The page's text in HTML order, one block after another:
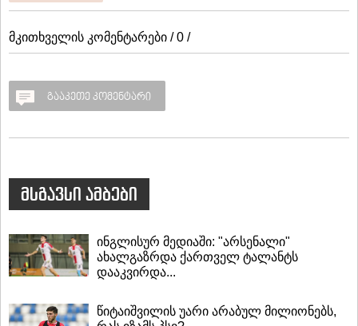
მკითხველის კომენტარები / 0 /
გააკეთე კომენტარი
მსგავსი ამბები
ინგლისურ მედიაში: "არსენალი"
ახალგაზრდა ქართველ ტალანტს
დააკვირდა...
წიტაიშვილის უარი არაბულ მილიონებს,